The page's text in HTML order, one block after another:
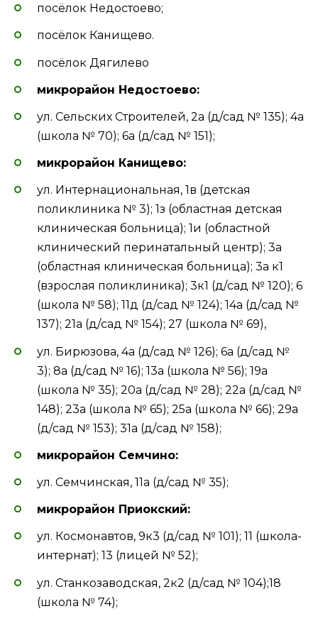
посёлок Недостоево;
посёлок Канищево.
посёлок Дягилево
микрорайон Недостоево:
ул. Сельских Строителей, 2а (д/сад № 135); 4а
(школа № 70); 6а (д/сад № 151);
микрорайон Канищево:
ул. Интернациональная, 1в (детская
поликлиника № 3); 1з (областная детская
клиническая больница); 1и (областной
клинический перинатальный центр); 3а
(областная клиническая больница); 3а к1
(взрослая поликлиника); 3к1 (д/сад № 120); 6
(школа № 58); 11д (д/сад № 124); 14а (д/сад №
137); 21а (д/сад № 154); 27 (школа № 69),
ул. Бирюзова, 4а (д/сад № 126); 6а (д/сад №
3); 8а (д/сад № 16); 13а (школа № 56); 19а
(школа № 35); 20а (д/сад № 28); 22а (д/сад №
148); 23а (школа № 65); 25а (школа № 66); 29а
(д/сад № 153); 31а (д/сад № 158);
микрорайон Семчино:
ул. Семчинская, 11а (д/сад № 35);
микрорайон Приокский:
ул. Космонавтов, 9к3 (д/сад № 101); 11 (школа-
интернат); 13 (лицей № 52);
ул. Станкозаводская, 2к2 (д/сад № 104);18
(школа № 74);